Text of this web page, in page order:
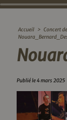
Accueil > Concert
Publié le 4 mars 2025